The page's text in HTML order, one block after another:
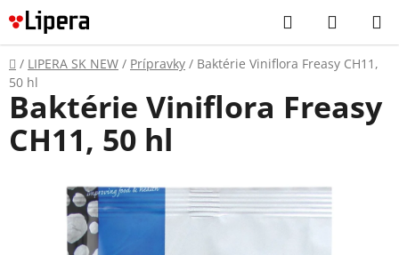
Prejsť
na
obsah
Hľadať
KOŠÍK
Domov
/ LIPERA SK NEW / Prípravky / Baktérie Viniflora Freasy CH11,
50 hl
Baktérie Viniflora Freasy
CH11, 50 hl